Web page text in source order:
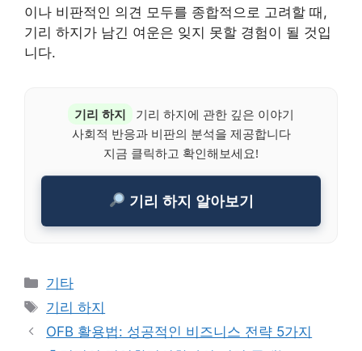
이나 비판적인 의견 모두를 종합적으로 고려할 때,
기리 하지가 남긴 여운은 잊지 못할 경험이 될 것입
니다.
기리 하지
기리 하지에 관한 깊은 이야기
사회적 반응과 비판의 분석을 제공합니다
지금 클릭하고 확인해보세요!
기리 하지 알아보기
Categories
기타
Tags
기리 하지
OFB 활용법: 성공적인 비즈니스 전략 5가지